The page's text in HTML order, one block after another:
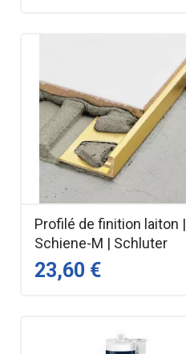
Profilé de finition laiton |
Schiene-M | Schluter
23,60 €